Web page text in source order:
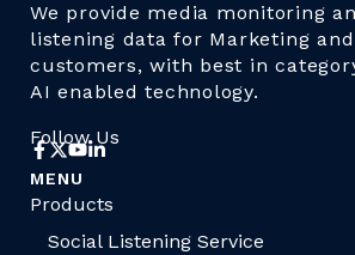
We provide media monitoring
listening data for Marketing and
customers, with best in
AI enabled technology.
Follow Us
MENU
Products
Social Listening Service